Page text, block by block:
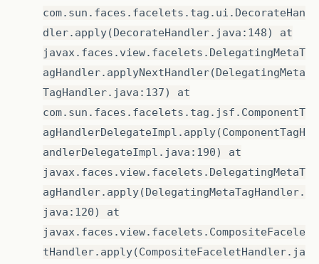
com.sun.faces.facelets.tag.ui.DecorateHan
dler.apply(DecorateHandler.java:148) at
javax.faces.view.facelets.DelegatingMetaT
agHandler.applyNextHandler(DelegatingMeta
TagHandler.java:137) at
com.sun.faces.facelets.tag.jsf.ComponentT
agHandlerDelegateImpl.apply(ComponentTagH
andlerDelegateImpl.java:190) at
javax.faces.view.facelets.DelegatingMetaT
agHandler.apply(DelegatingMetaTagHandler.
java:120) at
javax.faces.view.facelets.CompositeFacele
tHandler.apply(CompositeFaceletHandler.ja